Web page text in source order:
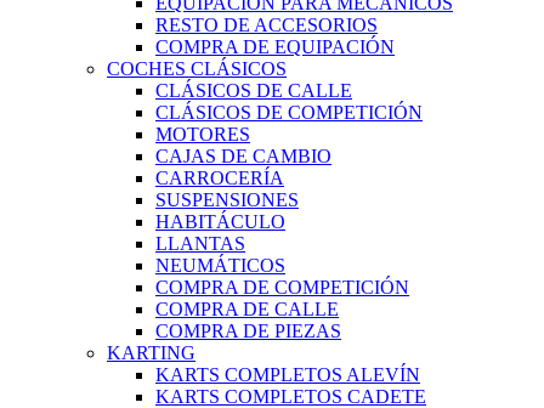
RESTO DE ACCESORIOS
COMPRA DE EQUIPACIÓN
COCHES CLÁSICOS
CLÁSICOS DE CALLE
CLÁSICOS DE COMPETICIÓN
MOTORES
CAJAS DE CAMBIO
CARROCERÍA
SUSPENSIONES
HABITÁCULO
LLANTAS
NEUMÁTICOS
COMPRA DE COMPETICIÓN
COMPRA DE CALLE
COMPRA DE PIEZAS
KARTING
KARTS COMPLETOS ALEVÍN
KARTS COMPLETOS CADETE